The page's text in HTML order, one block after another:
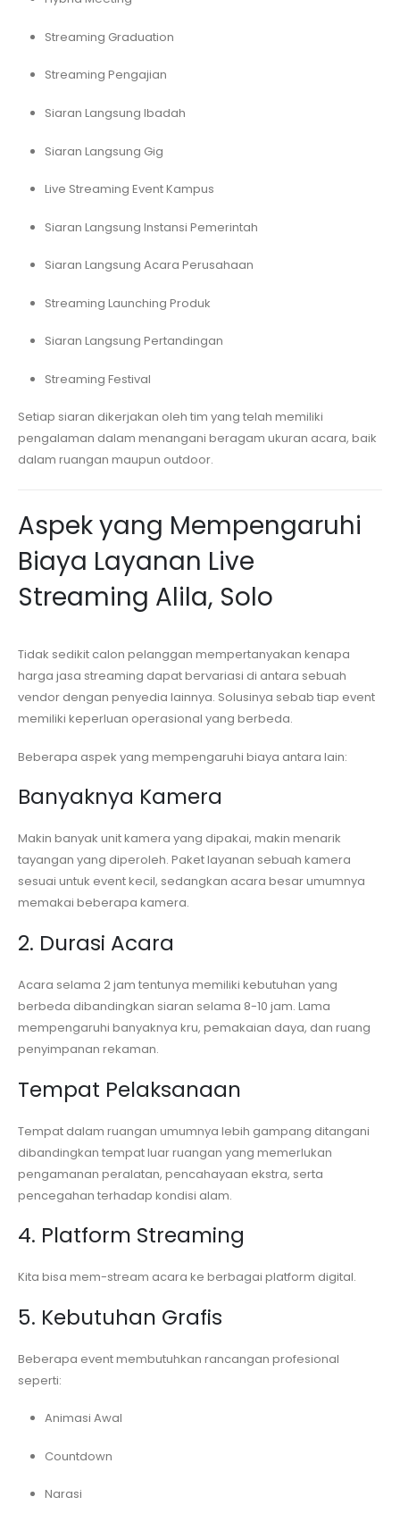
Streaming Graduation
Streaming Pengajian
Siaran Langsung Ibadah
Siaran Langsung Gig
Live Streaming Event Kampus
Siaran Langsung Instansi Pemerintah
Siaran Langsung Acara Perusahaan
Streaming Launching Produk
Siaran Langsung Pertandingan
Streaming Festival
Setiap siaran dikerjakan oleh tim yang telah memiliki
pengalaman dalam menangani beragam ukuran acara, baik
dalam ruangan maupun outdoor.
Aspek yang Mempengaruhi
Biaya Layanan Live
Streaming Alila, Solo
Tidak sedikit calon pelanggan mempertanyakan kenapa
harga jasa streaming dapat bervariasi di antara sebuah
vendor dengan penyedia lainnya. Solusinya sebab tiap event
memiliki keperluan operasional yang berbeda.
Beberapa aspek yang mempengaruhi biaya antara lain:
Banyaknya Kamera
Makin banyak unit kamera yang dipakai, makin menarik
tayangan yang diperoleh. Paket layanan sebuah kamera
sesuai untuk event kecil, sedangkan acara besar umumnya
memakai beberapa kamera.
2. Durasi Acara
Acara selama 2 jam tentunya memiliki kebutuhan yang
berbeda dibandingkan siaran selama 8-10 jam. Lama
mempengaruhi banyaknya kru, pemakaian daya, dan ruang
penyimpanan rekaman.
Tempat Pelaksanaan
Tempat dalam ruangan umumnya lebih gampang ditangani
dibandingkan tempat luar ruangan yang memerlukan
pengamanan peralatan, pencahayaan ekstra, serta
pencegahan terhadap kondisi alam.
4. Platform Streaming
Kita bisa mem-stream acara ke berbagai platform digital.
5. Kebutuhan Grafis
Beberapa event membutuhkan rancangan profesional
seperti:
Animasi Awal
Countdown
Narasi